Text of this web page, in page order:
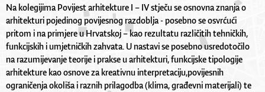
Na kolegijima Povijest arhitekture I – IV stječu se osnovna znanja o
arhitekturi pojedinog povijesnog razdoblja - posebno se osvrćući
pritom i na primjere u Hrvatskoj – kao rezultatu različitih tehničkih,
funkcijskih i umjetničkih zahvata. U nastavi se posebno usredotočilo
na razumijevanje teorije i prakse u arhitekturi, funkcijske tipologije
arhitekture kao osnove za kreativnu interpretaciju,povijesnih
ograničenja okoliša i raznih prilagodba (klima, građevni materijali) te